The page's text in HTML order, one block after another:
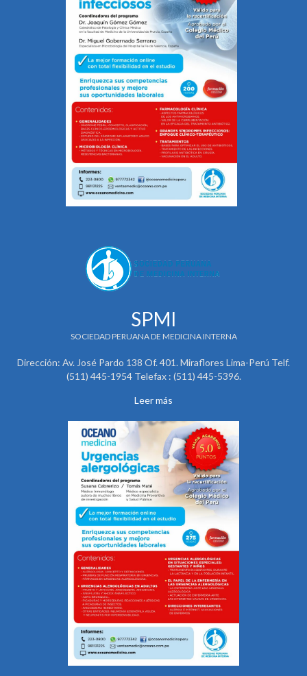
SPMI
SOCIEDAD PERUANA DE MEDICINA INTERNA
Dirección: Av. José Pardo 138 Of. 401. Miraflores Lima-Perú Telf.
(511) 445-1954 Telefax : (511) 445-5396.
Leer más